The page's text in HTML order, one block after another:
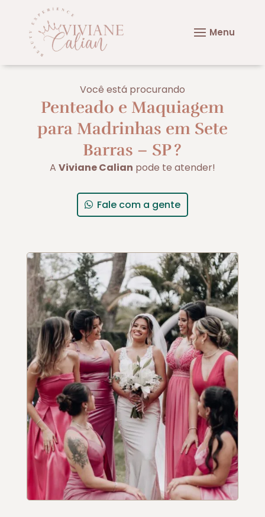
Você está procurando
Penteado e Maquiagem
para Madrinhas em Sete
Barras – SP?
A Viviane Calian pode te atender!
Fale com a gente